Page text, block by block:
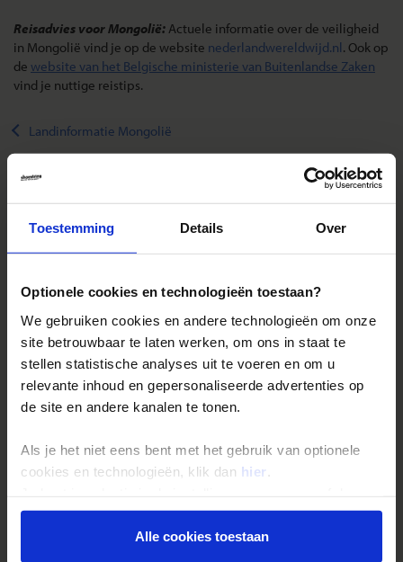
Toestemming Details Over
Optionele cookies en technologieën toestaan?
We gebruiken cookies en andere technologieën om onze
site betrouwbaar te laten werken, om ons in staat te
stellen statistische analyses uit te voeren en om u
relevante inhoud en gepersonaliseerde advertenties op
de site en andere kanalen te tonen.
Als je het niet eens bent met het gebruik van optionele
cookies en technologieën, klik dan hier
onder aan de pagina op elk gewenst moment voor de
toekomst wijzigen.Alle cookies toestaan
Reisadvies voor Mongolië: Actuele informatie over de veiligheid
in Mongolië vind je op de website nederlandwereldwijd.nl. Ook op
de website van het Belgische ministerie van Buitenlandse Zaken
vind je nuttige reistips.
Landinformatie Mongolië
Reizen met Shoestring
Bestemmingen
Duurzaam reizen
Reis- en annuleringsvoorwaarden
Veelgestelde vragen
Inloggen op mijn.Shoestring
Reisthema's
Festivalreizen